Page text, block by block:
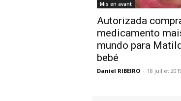
Mis en avant
Autorizada
medicamento
mundo para
bebé
Daniel RIBEIRO - 18 juillet